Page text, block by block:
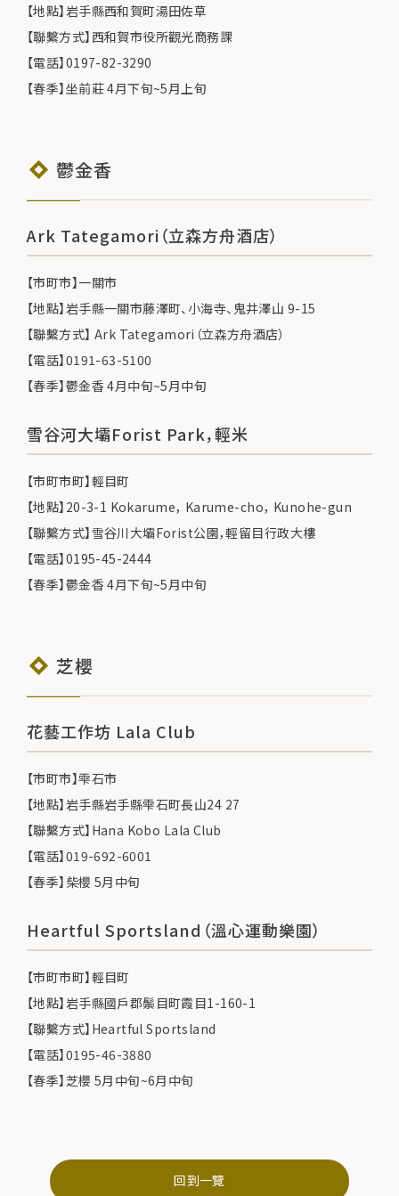
【地點】岩手縣西和賀町湯田佐草
【聯繫方式】西和賀市役所觀光商務課
【電話】0197-82-3290
【春季】坐前莊 4月下旬~5月上旬
鬱金香
Ark Tategamori（立森方舟酒店）
【市町市】一關市
【地點】岩手縣一關市藤澤町、小海寺、鬼井澤山 9-15
【聯繫方式】 Ark Tategamori（立森方舟酒店）
【電話】0191-63-5100
【春季】鬱金香 4月中旬~5月中旬
雪谷河大壩Forist Park，輕米
【市町市町】輕目町
【地點】20-3-1 Kokarume， Karume-cho， Kunohe-gun
【聯繫方式】雪谷川大壩Forist公園，輕留目行政大樓
【電話】0195-45-2444
【春季】鬱金香 4月下旬~5月中旬
芝櫻
花藝工作坊 Lala Club
【市町市】雫石市
【地點】岩手縣岩手縣雫石町長山24 27
【聯繫方式】Hana Kobo Lala Club
【電話】019-692-6001
【春季】柴櫻 5月中旬
Heartful Sportsland（溫心運動樂園）
【市町市町】輕目町
【地點】岩手縣國戶郡鬃目町霞目1-160-1
【聯繫方式】Heartful Sportsland
【電話】0195-46-3880
【春季】芝櫻 5月中旬~6月中旬
回到一覽